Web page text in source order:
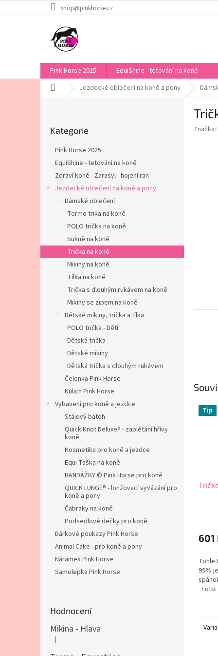
na
shop@pinkhorse.cz
Pink Horse 2025 EquiShine - tetování na koně
Domů Jezdecké oblečení na koně a pony
l
kategorie
Kategorie
Pink Horse 2025
EquiShine - tetování na koně
Zdraví koně - Zarasyl - hojení ran
Jezdecké oblečení na koně a pony
Dámské oblečení
Termo trika na koně
POLO trička na koně
Sukně na koně
Trička na koně
Mikiny na koně
Tílka na koně
Trička s dlouhým rukávem na koně
Mikiny se zipem na koně
Dětské mikiny, trička a tílka
POLO trička - Děti
Dětská trička
Dětské mikiny
Dětská trička s dlouhým rukávem
Čelenka Pink Horse
Kulich Pink Horse
Vybavení pro koně a jezdce
Stájový batoh
Quick Knot Deluxe® - zaplétání hřívy
koně
Kosmetika pro koně a jezdce
Equi Taška na koně
BANDÁŽKY © Pink Horse pro koně
QUICK LUNGE® - lonžovací vyvázání pro
koně a pony
Čabraky na koně
Podsedlové dečky pro koně
Dárkové poukazy Pink Horse
Animal Cake - pro koně a pony
Náramek Pink Horse
Samolepka Pink Horse
Hodnocení
Mikina - Hlava
Hodnocení produktu je 4 z 5 hvězdiček.
|
Značka:
Tip
601
Tohle
99%
Foto: